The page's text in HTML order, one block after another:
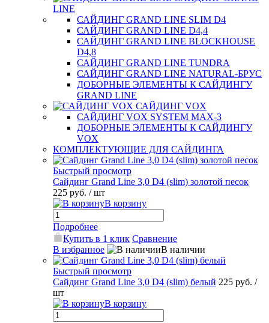
LINE
САЙДИНГ GRAND LINE SLIM D4
САЙДИНГ GRAND LINE D4,4
САЙДИНГ GRAND LINE BLOCKHOUSE
D4,8
САЙДИНГ GRAND LINE TUNDRA
САЙДИНГ GRAND LINE NATURAL-БРУС
ДОБОРНЫЕ ЭЛЕМЕНТЫ К САЙДИНГУ
GRAND LINE
САЙДИНГ VOX
САЙДИНГ VOX SYSTEM MAX-3
ДОБОРНЫЕ ЭЛЕМЕНТЫ К САЙДИНГУ
VOX
КОМПЛЕКТУЮЩИЕ ДЛЯ САЙДИНГА
Быстрый просмотр
Сайдинг Grand Line 3,0 D4 (slim) золотой песок
225 руб. / шт
В корзину
Подробнее
Купить в 1 клик Сравнение
В избранное
В наличии
Быстрый просмотр
Сайдинг Grand Line 3,0 D4 (slim) белый 225 руб. /
шт
В корзину